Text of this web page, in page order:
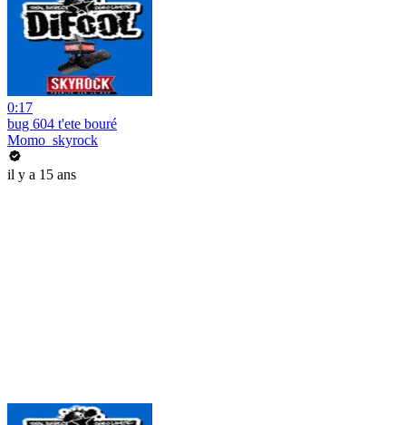
0:17
bug 604 t'ete bouré
Momo_skyrock
il y a 15 ans